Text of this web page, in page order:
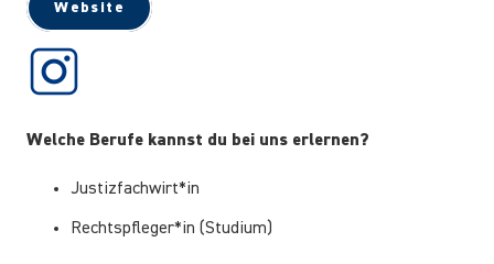
Website
Welche Berufe kannst du bei uns erlernen?
Justizfachwirt*in
Rechtspfleger*in (Studium)